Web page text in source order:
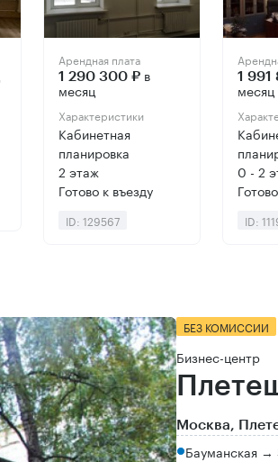
Арендная плата
1 290 300 ₽в
месяц
Характеристики
Кабинетная
планировка
2 этаж
Готово к въезду
ID: 129567
1 991
месяц
0 - 2
ID:
БЕЗ КОМИССИИ
Бизнес-центр
Москва,
Бауманская